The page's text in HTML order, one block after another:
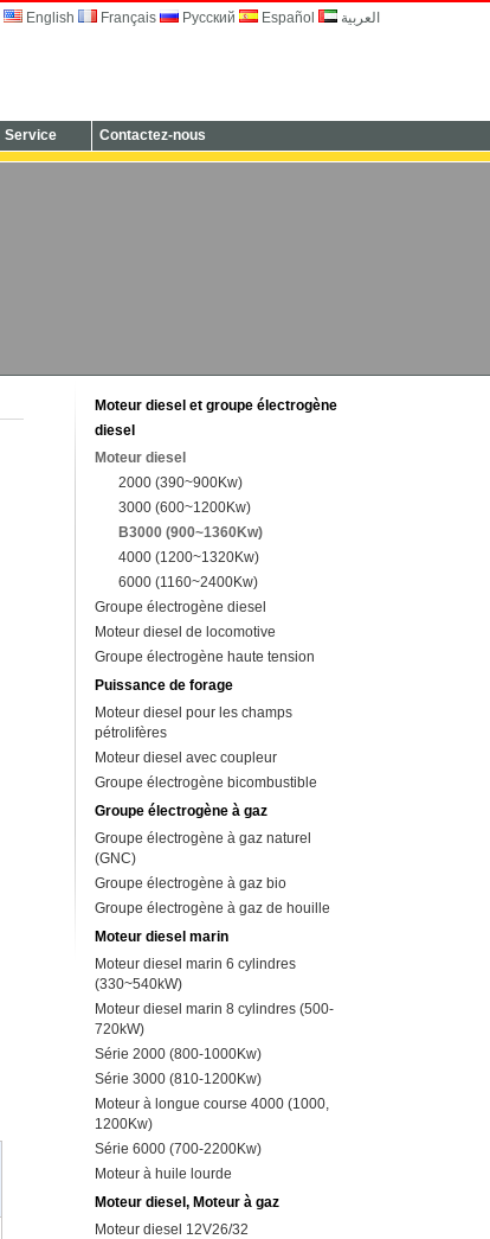
English Français Русский Español العربية
Service Contactez-nous
Moteur diesel et groupe électrogène
diesel
Moteur diesel
2000 (390~900Kw)
3000 (600~1200Kw)
B3000 (900~1360Kw)
4000 (1200~1320Kw)
6000 (1160~2400Kw)
Groupe électrogène diesel
Moteur diesel de locomotive
Groupe électrogène haute tension
Puissance de forage
Moteur diesel pour les champs
pétrolifères
Moteur diesel avec coupleur
Groupe électrogène bicombustible
Groupe électrogène à gaz
Groupe électrogène à gaz naturel
(GNC)
Groupe électrogène à gaz bio
Groupe électrogène à gaz de houille
Moteur diesel marin
Moteur diesel marin 6 cylindres
(330~540kW)
Moteur diesel marin 8 cylindres (500-
720kW)
Série 2000 (800-1000Kw)
Série 3000 (810-1200Kw)
Moteur à longue course 4000 (1000,
1200Kw)
Série 6000 (700-2200Kw)
Moteur à huile lourde
Moteur diesel, Moteur à gaz
Moteur diesel 12V26/32